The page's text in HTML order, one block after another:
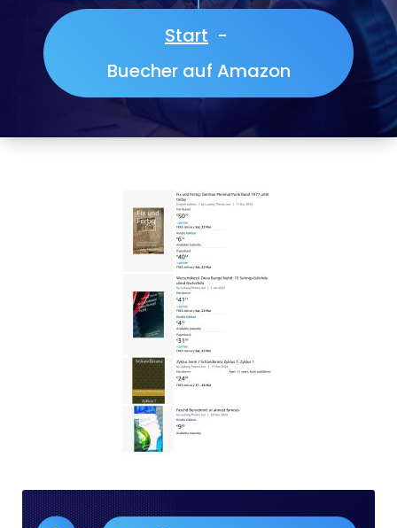
Start -
Buecher auf Amazon